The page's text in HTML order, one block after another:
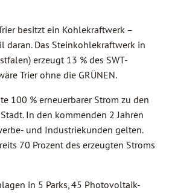
besitzt ein Kohlekraftwerk –
daran. Das Steinkohlekraftwerk in
erzeugt 13 % des SWT-
Trier ohne die GRÜNEN.
100 % erneuerbarer Strom zu den
In den kommenden 2 Jahren
und Industriekunden gelten.
70 Prozent des erzeugten Stroms
in 5 Parks, 45 Photovoltaik-